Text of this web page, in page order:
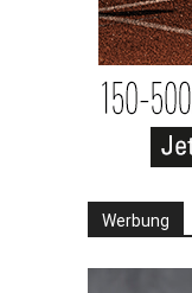
Werbung